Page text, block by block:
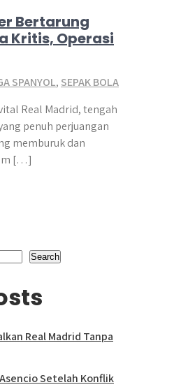
Bertarung
Kritis, Operasi
SPANYOL, SEPAK BOLA
Real Madrid, tengah
penuh perjuangan
memburuk dan
[…]
Search
Real Madrid Tanpa
Setelah Konflik